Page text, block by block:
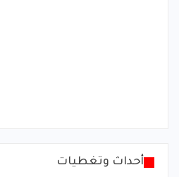
أحداث وتغطيات